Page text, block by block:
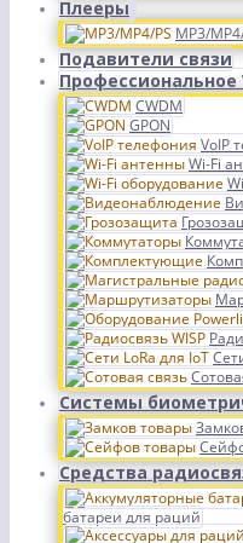
Плееры
MP3/
Подавители связи
Профессиональное
CWDM
GPON
VoIP
Wi-Fi
Системы
Средства
батареи для раций